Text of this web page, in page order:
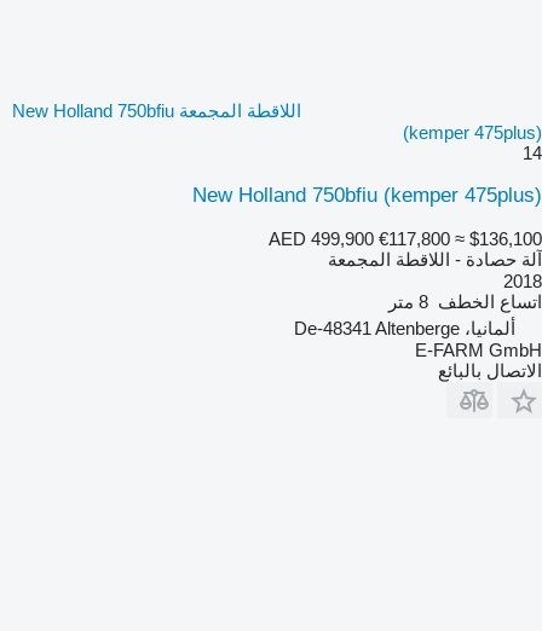
اللاقطة المجمعة New Holland 750bfiu
(kemper 475plus)
14
New Holland 750bfiu (kemper 475plus)
AED 499,900 €117,800 ≈ $136,100
آلة حصادة - اللاقطة المجمعة
2018
اتساع الخطف 8 متر
ألمانيا، De-48341 Altenberge
E-FARM GmbH
الاتصال بالبائع